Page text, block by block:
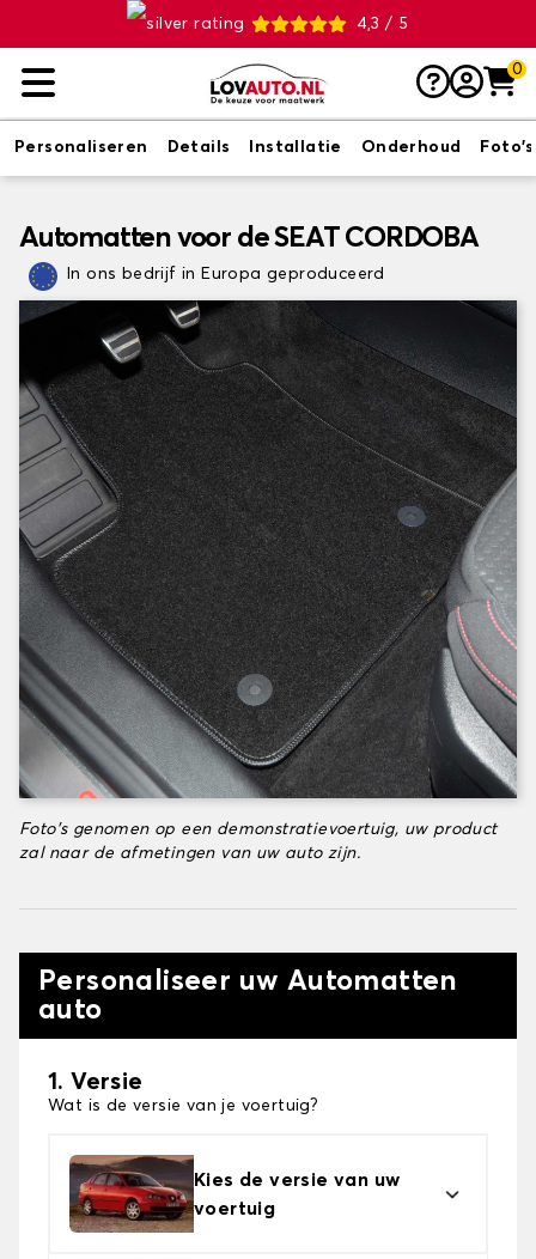
4,3 / 5
0
Personaliseren Details Installatie Onderhoud Foto's
Automatten voor de SEAT CORDOBA
In ons bedrijf in Europa geproduceerd
Foto's genomen op een demonstratievoertuig, uw product
zal naar de afmetingen van uw auto zijn.
Personaliseer uw Automatten
auto
1. Versie
Wat is de versie van je voertuig?
Kies de versie van uw
voertuig